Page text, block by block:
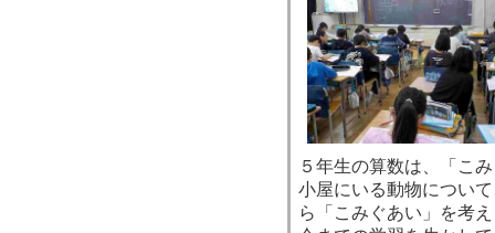
５年生の算数は、「こ
小屋にいる動物につい
ら「こみぐあい」を考